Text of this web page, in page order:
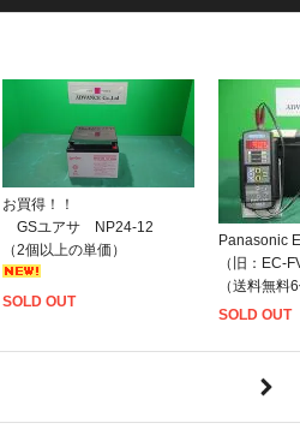
お買得！！
GSユアサ NP24-12
（2個以上の単価）
SOLD OUT
Panasonic
（旧：EC-
（送料無料
SOLD OUT